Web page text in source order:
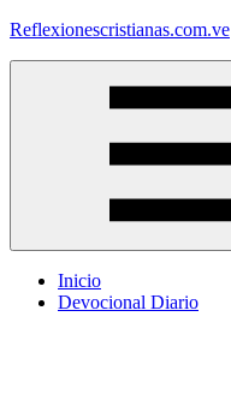
Saltar
Reflexionescristianas.com.ve
Inicio
Devocional Diario